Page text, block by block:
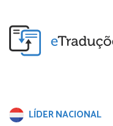
LÍDER NACIONAL